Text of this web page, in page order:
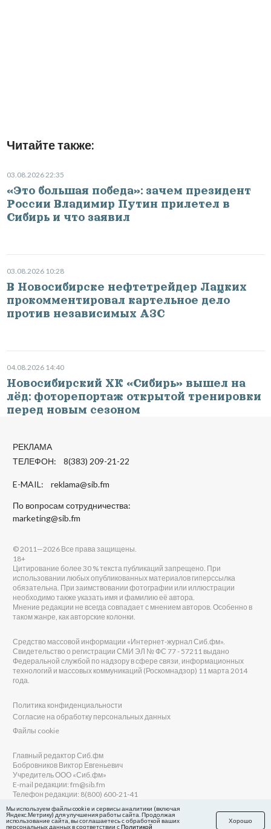
Читайте также:
03.08.2026 22:35
«Это большая победа»: зачем президент
России Владимир Путин прилетел в
Сибирь и что заявил
03.08.2026 10:28
В Новосибирске нефтетрейдер Лацких
прокомментировал картельное дело
против независимых АЗС
04.08.2026 14:40
Новосибирский ХК «Сибирь» вышел на
лёд: фоторепортаж открытой тренировки
перед новым сезоном
РЕКЛАМА
ТЕЛЕФОН: 8(383) 209-21-22
E-MAIL: reklama@sib.fm
По вопросам сотрудничества:
marketing@sib.fm
© 2011—2026 Все права защищены.
18+
Цитирование более 30 % текста публикаций запрещено. При
использовании любых опубликованных материалов гиперссылка
обязательна. При заимствовании фотографии или иллюстрации
необходимо также указать имя и фамилию её автора.
Мнение редакции не всегда совпадает с мнением авторов. Особенно в
таком жанре, как авторские колонки.
Средство массовой информации «Интернет-журнал Сиб.фм».
Свидетельство о регистрации СМИ ЭЛ № ФС 77 - 57211 выдано
Федеральной службой по надзору в сфере связи, информационных
технологий и массовых коммуникаций (Роскомнадзор) 11 марта 2014
года.
Политика конфиденциальности
Согласие на обработку персональных данных
Файлы cookie
Главный редактор Сиб.фм
Бобровников Виктор Евгеньевич
Учредитель ООО «Сиб.фм»
E-mail редакции: fm@sib.fm
Телефон редакции: 8(800) 600-21-41
Мы используем файлы cookie и сервисы аналитики (включая
Яндекс.Метрику) для улучшения работы сайта. Продолжая
использование сайта, вы соглашаетесь с обработкой ваших
персональных данных в соответствии сПолитикой
Хорошо